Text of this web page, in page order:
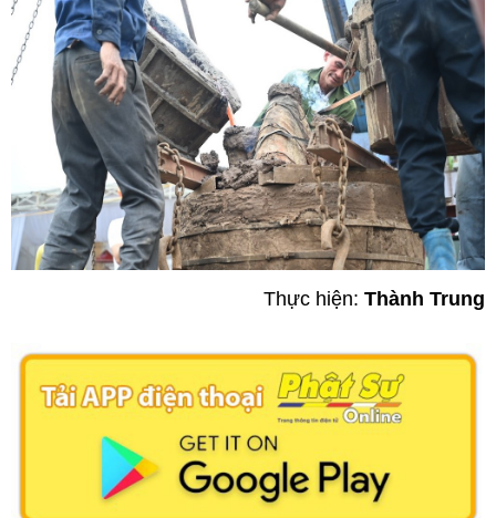
Thực hiện: Thành Trung